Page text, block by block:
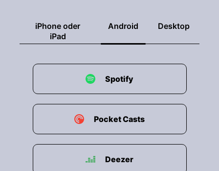
iPhone oder
iPad
Android Desktop
Spotify
Pocket Casts
Deezer